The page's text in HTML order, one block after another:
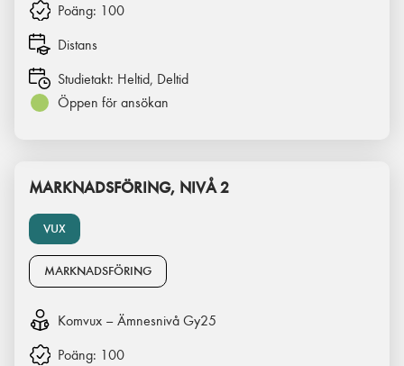
Poäng: 100
Distans
Studietakt: Heltid, Deltid
Öppen för ansökan
VUX
MARKNADSFÖRING, NIVÅ 2
MARKNADSFÖRING
Komvux – Ämnesnivå Gy25
Poäng: 100